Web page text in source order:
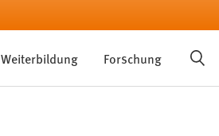
Weiterbildung Forschung